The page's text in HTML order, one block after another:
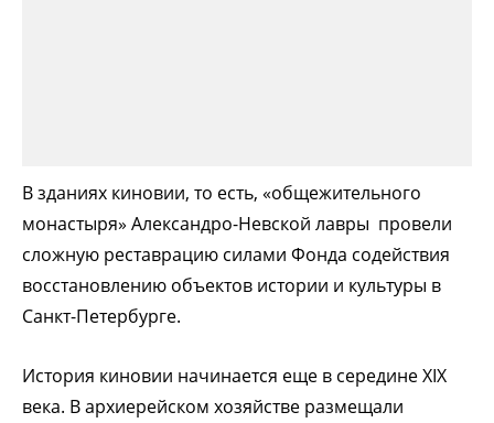
В зданиях киновии, то есть, «общежительного
монастыря» Александро-Невской лавры провели
сложную реставрацию силами Фонда содействия
восстановлению объектов истории и культуры в
Санкт-Петербурге.
История киновии начинается еще в середине XIX
века. В архиерейском хозяйстве размещали